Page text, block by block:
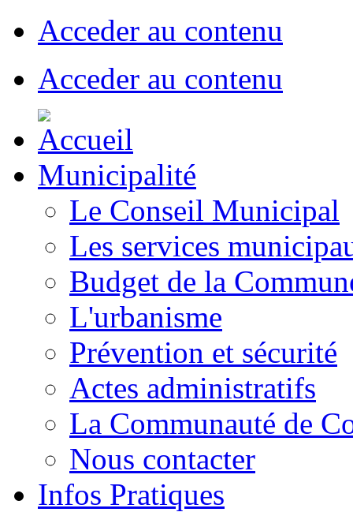
Acceder au contenu
Acceder au contenu
Municipalité
Le Conseil Municipal
Les services
Budget de la
L'urbanisme
Prévention et sécurité
Actes administratifs
La Communauté de
Nous contacter
Infos Pratiques